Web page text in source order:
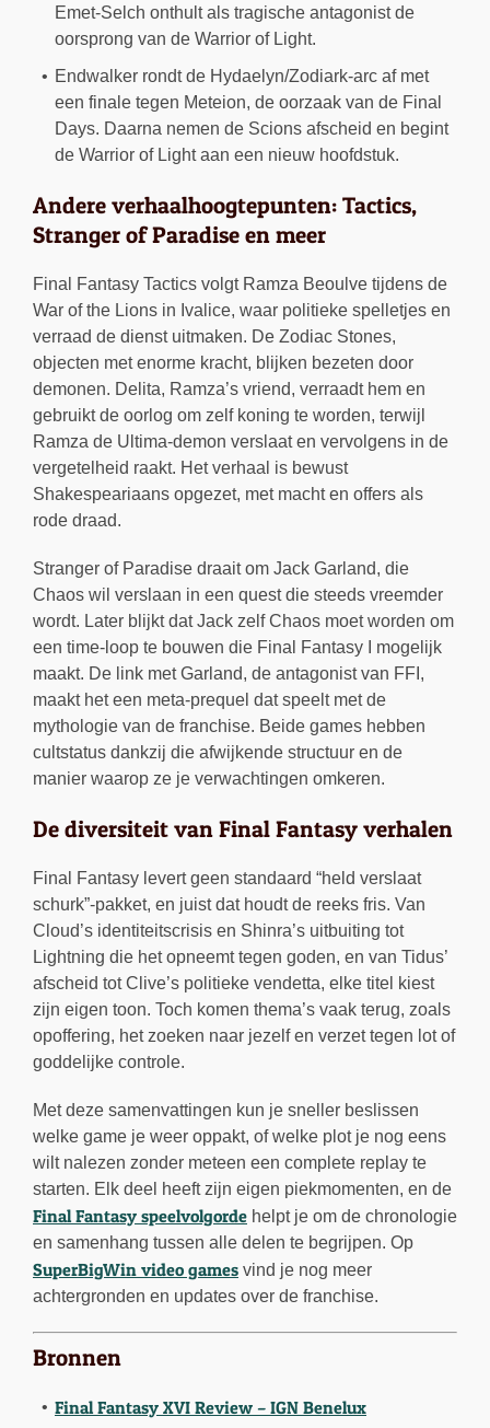
Emet-Selch onthult als tragische antagonist de
oorsprong van de Warrior of Light.
Endwalker rondt de Hydaelyn/Zodiark-arc af met
een finale tegen Meteion, de oorzaak van de Final
Days. Daarna nemen de Scions afscheid en begint
de Warrior of Light aan een nieuw hoofdstuk.
Andere verhaalhoogtepunten: Tactics,
Stranger of Paradise en meer
Final Fantasy Tactics volgt Ramza Beoulve tijdens de
War of the Lions in Ivalice, waar politieke spelletjes en
verraad de dienst uitmaken. De Zodiac Stones,
objecten met enorme kracht, blijken bezeten door
demonen. Delita, Ramza’s vriend, verraadt hem en
gebruikt de oorlog om zelf koning te worden, terwijl
Ramza de Ultima-demon verslaat en vervolgens in de
vergetelheid raakt. Het verhaal is bewust
Shakespeariaans opgezet, met macht en offers als
rode draad.
Stranger of Paradise draait om Jack Garland, die
Chaos wil verslaan in een quest die steeds vreemder
wordt. Later blijkt dat Jack zelf Chaos moet worden om
een time-loop te bouwen die Final Fantasy I mogelijk
maakt. De link met Garland, de antagonist van FFI,
maakt het een meta-prequel dat speelt met de
mythologie van de franchise. Beide games hebben
cultstatus dankzij die afwijkende structuur en de
manier waarop ze je verwachtingen omkeren.
De diversiteit van Final Fantasy verhalen
Final Fantasy levert geen standaard “held verslaat
schurk”-pakket, en juist dat houdt de reeks fris. Van
Cloud’s identiteitscrisis en Shinra’s uitbuiting tot
Lightning die het opneemt tegen goden, en van Tidus’
afscheid tot Clive’s politieke vendetta, elke titel kiest
zijn eigen toon. Toch komen thema’s vaak terug, zoals
opoffering, het zoeken naar jezelf en verzet tegen lot of
goddelijke controle.
Met deze samenvattingen kun je sneller beslissen
welke game je weer oppakt, of welke plot je nog eens
wilt nalezen zonder meteen een complete replay te
starten. Elk deel heeft zijn eigen piekmomenten, en de
Final Fantasy speelvolgorde helpt je om de chronologie
en samenhang tussen alle delen te begrijpen. Op
SuperBigWin video games vind je nog meer
achtergronden en updates over de franchise.
Bronnen
Final Fantasy XVI Review – IGN Benelux